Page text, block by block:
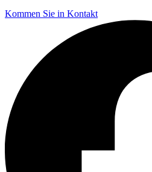
Kommen Sie in Kontakt